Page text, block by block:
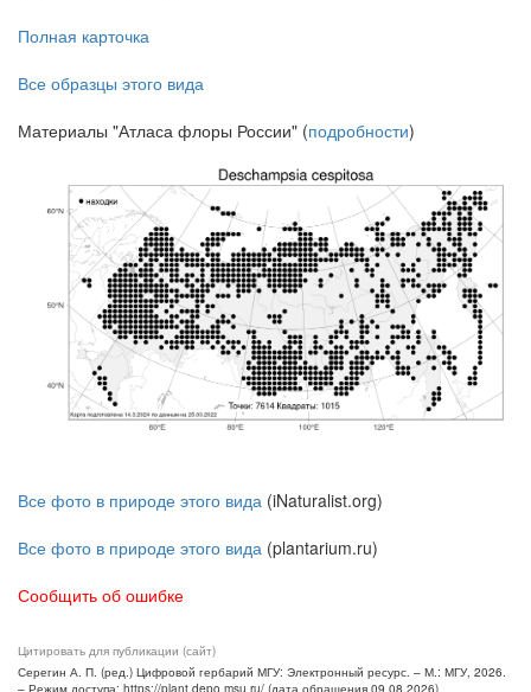
Полная карточка
Все образцы этого вида
Материалы "Атласа флоры России" (подробности)
Все фото в природе этого вида (iNaturalist.org)
Все фото в природе этого вида (plantarium.ru)
Сообщить об ошибке
Цитировать для публикации (сайт)
Серегин А. П. (ред.) Цифровой гербарий МГУ: Электронный ресурс. – М.: МГУ, 2026.
– Режим доступа: https://plant.depo.msu.ru/ (дата обращения 09.08.2026)